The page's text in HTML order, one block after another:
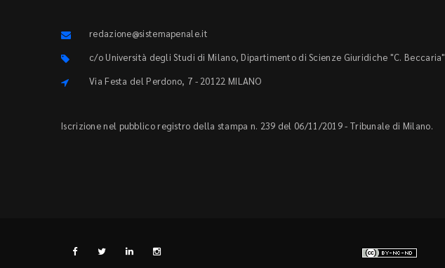
redazione@sistemapenale.it
c/o Università degli Studi di Milano, Dipartimento di Scienze Giuridiche "C. Beccaria"
Via Festa del Perdono, 7 - 20122 MILANO
Iscrizione nel pubblico registro della stampa n. 239 del 06/11/2019 - Tribunale di Milano.